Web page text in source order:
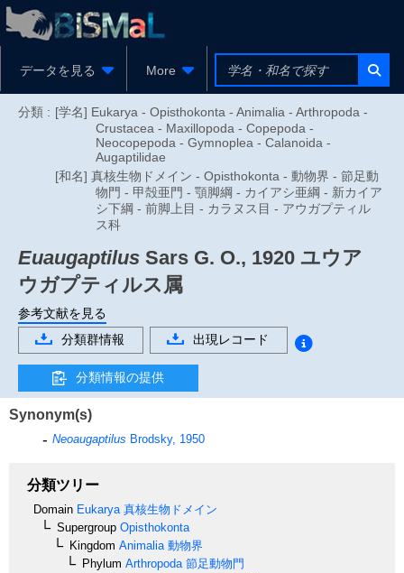
データを見る More
分類 : [学名] Eukarya - Opisthokonta - Animalia - Arthropoda -
Crustacea - Maxillopoda - Copepoda -
Neocopepoda - Gymnoplea - Calanoida -
Augaptilidae
[和名] 真核生物ドメイン - Opisthokonta - 動物界 - 節足動
物門 - 甲殻亜門 - 顎脚綱 - カイアシ亜綱 - 新カイア
シ下綱 - 前脚上目 - カラヌス目 - アウガプティル
ス科
Euaugaptilus Sars G. O., 1920 ユウア
ウガプティルス属
参考文献を見る
分類群情報
出現レコード
分類情報の提供
Synonym(s)
Neoaugaptilus Brodsky, 1950
分類ツリー
Domain Eukarya 真核生物ドメイン
Supergroup Opisthokonta
Kingdom Animalia 動物界
Phylum Arthropoda 節足動物門